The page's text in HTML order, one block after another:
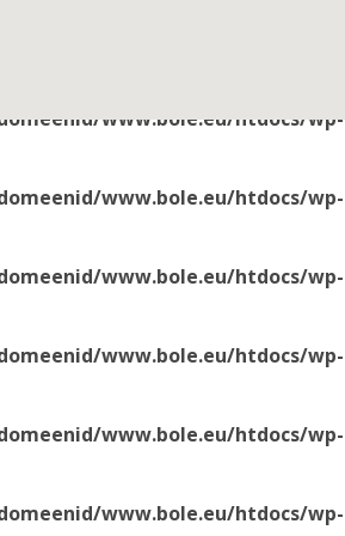
www.bole.eu/htdocs/wp-
www.bole.eu/htdocs/wp-
www.bole.eu/htdocs/wp-
www.bole.eu/htdocs/wp-
www.bole.eu/htdocs/wp-
www.bole.eu/htdocs/wp-